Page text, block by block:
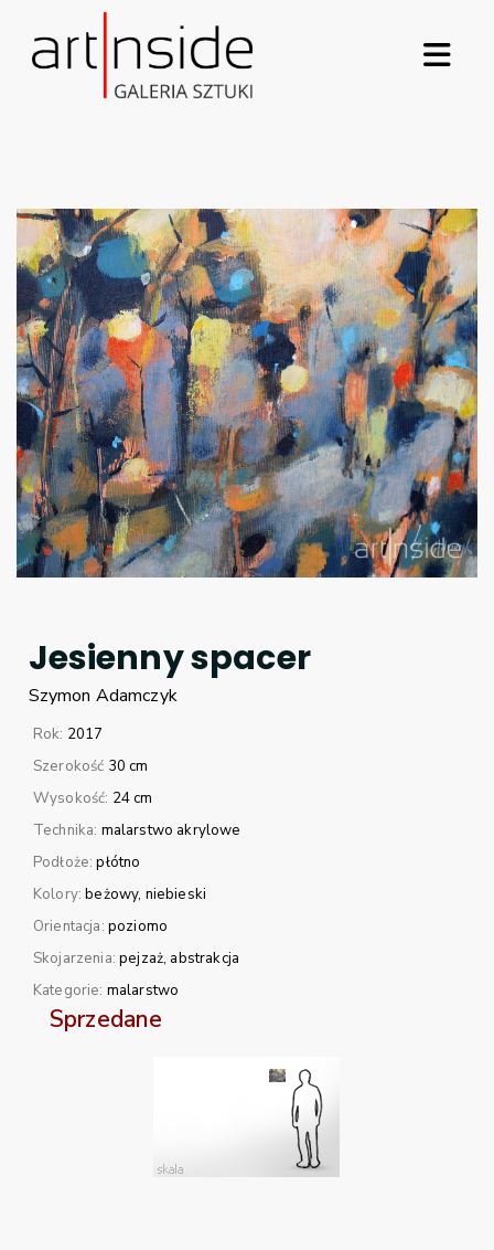
Jesienny spacer
Szymon Adamczyk
Rok: 2017
Szerokość 30 cm
Wysokość: 24 cm
Technika: malarstwo akrylowe
Podłoże:płótno
Kolory:beżowy niebieski
Orientacja: poziomo
Skojarzenia:pejzaż abstrakcja
Kategorie: malarstwo
Sprzedane